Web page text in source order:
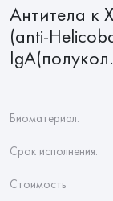
Антитела к
(anti-
Биоматериал:
Срок исполнения:
Стоимость